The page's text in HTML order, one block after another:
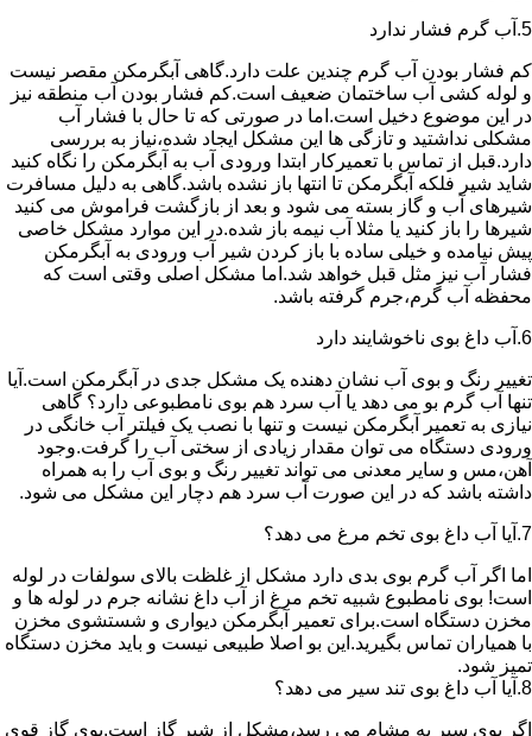
5.آب گرم فشار ندارد
کم فشار بودن آب گرم چندین علت دارد.گاهی آبگرمکن مقصر نیست
و لوله کشی آب ساختمان ضعیف است.کم فشار بودن آب منطقه نیز
در این موضوع دخیل است.اما در صورتی که تا حال با فشار آب
مشکلی نداشتید و تازگی ها این مشکل ایجاد شده،نیاز به بررسی
دارد.قبل از تماس با تعمیرکار ابتدا ورودی آب به آبگرمکن را نگاه کنید
شاید شیر فلکه آبگرمکن تا انتها باز نشده باشد.گاهی به دلیل مسافرت
شیرهای آب و گاز بسته می شود و بعد از بازگشت فراموش می کنید
شیرها را باز کنید یا مثلا آب نیمه باز شده.در این موارد مشکل خاصی
پیش نیامده و خیلی ساده با باز کردن شیر آب ورودی به آبگرمکن
فشار آب نیز مثل قبل خواهد شد.اما مشکل اصلی وقتی است که
محفظه آب گرم،جرم گرفته باشد.
6.آب داغ بوی ناخوشایند دارد
تغییر رنگ و بوی آب نشان دهنده یک مشکل جدی در آبگرمکن است.آیا
تنها آب گرم بو می دهد یا آب سرد هم بوی نامطبوعی دارد؟ گاهی
نیازی به تعمیر آبگرمکن نیست و تنها با نصب یک فیلتر آب خانگی در
ورودی دستگاه می توان مقدار زیادی از سختی آب را گرفت.وجود
آهن،مس و سایر معدنی می تواند تغییر رنگ و بوی آب را به همراه
داشته باشد که در این صورت آب سرد هم دچار این مشکل می شود.
7.آیا آب داغ بوی تخم مرغ می دهد؟
اما اگر آب گرم بوی بدی دارد مشکل از غلظت بالای سولفات در لوله
است! بوی نامطبوع شبیه تخم مرغ از آب داغ نشانه جرم در لوله ها و
مخزن دستگاه است.برای تعمیر آبگرمکن دیواری و شستشوی مخزن
با همیاران تماس بگیرید.این بو اصلا طبیعی نیست و باید مخزن دستگاه
تمیز شود.
8.آیا آب داغ بوی تند سیر می دهد؟
اگر بوی سیر به مشام می رسد،مشکل از شیر گاز است.بوی گاز قوی